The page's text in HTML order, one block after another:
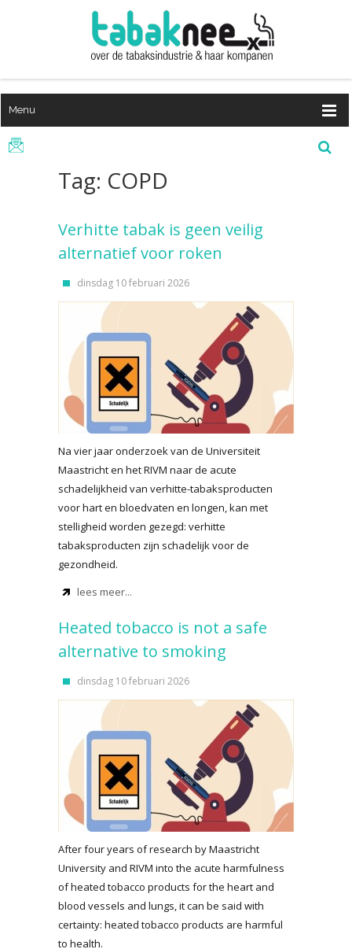
Menu
Tag: COPD
Verhitte tabak is geen veilig
alternatief voor roken
dinsdag 10 februari 2026
Na vier jaar onderzoek van de Universiteit
Maastricht en het RIVM naar de acute
schadelijkheid van verhitte-tabaksproducten
voor hart en bloedvaten en longen, kan met
stelligheid worden gezegd: verhitte
tabaksproducten zijn schadelijk voor de
gezondheid.
lees meer...
Heated tobacco is not a safe
alternative to smoking
dinsdag 10 februari 2026
After four years of research by Maastricht
University and RIVM into the acute harmfulness
of heated tobacco products for the heart and
blood vessels and lungs, it can be said with
certainty: heated tobacco products are harmful
to health.